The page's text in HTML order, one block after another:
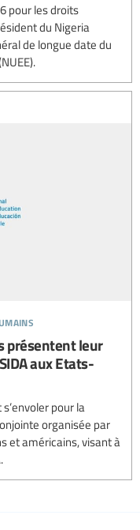
pour les droits
du Nigeria
de longue date du
présentent leur
aux Etats-
pour la
organisée par
et américains, visant à